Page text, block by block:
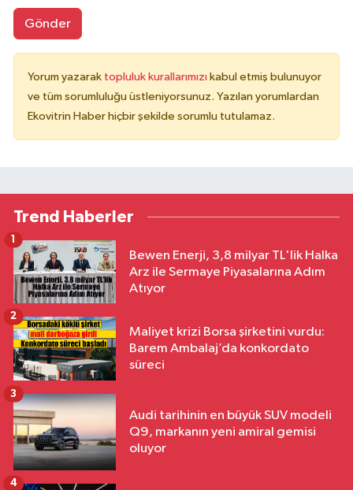
Gönder
Yorum yazarak topluluk kurallarımızı kabul etmiş bulunuyor
ve tüm sorumluluğu üstleniyorsunuz. Yazılan yorumlardan
Ekovitrin Haber hiçbir şekilde sorumlu tutulamaz.
Trend Haberler
Bewen Enerji, 3,8 milyar TL'lik Halka
Arz ile Sermaye Piyasalarına Adım
Atıyor
1
Maliyet krizi Borsa şirketini vurdu:
Barem Ambalaj’da konkordato
süreci
2
Audi tarihinin en büyük SUV modeli
Q9, markanın yeni amiral gemisi
oluyor
3
4